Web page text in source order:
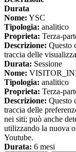
Durata
Nome: YSC
Tipologia: analitico
Proprieta: Terza-
Descrizione: Questo
traccia delle
Durata: Sessione
Nome:
Tipologia: analitico
Proprieta: Terza-
Descrizione: Questo
traccia delle
nei siti; può anche
utilizzando la nuova
Youtube.
Durata: 6 mesi